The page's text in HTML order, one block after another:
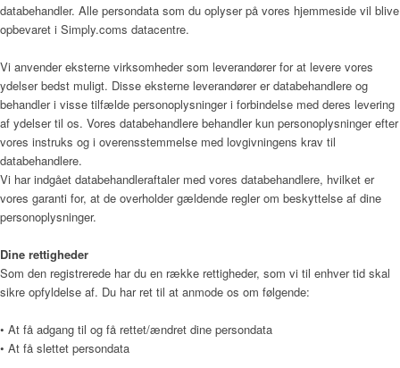
Praktisk information
Frivillig
De frivillige gør en forskel
Frivilligkoordinator
databehandler. Alle persondata som du oplyser på vores hjemmeside vil blive
opbevaret i Simply.coms datacentre.
Vi anvender eksterne virksomheder som leverandører for at levere vores
ydelser bedst muligt. Disse eksterne leverandører er databehandlere og
behandler i visse tilfælde personoplysninger i forbindelse med deres levering
af ydelser til os. Vores databehandlere behandler kun personoplysninger efter
vores instruks og i overensstemmelse med lovgivningens krav til
databehandlere.
Vi har indgået databehandleraftaler med vores databehandlere, hvilket er
vores garanti for, at de overholder gældende regler om beskyttelse af dine
personoplysninger.
Dine rettigheder
Som den registrerede har du en række rettigheder, som vi til enhver tid skal
sikre opfyldelse af. Du har ret til at anmode os om følgende:
• At få adgang til og få rettet/ændret dine persondata
• At få slettet persondata